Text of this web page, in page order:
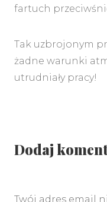
fartuch
Tak uzbrojonym
żadne warunki
utrudniały pracy!
Dodaj
Twój adres email